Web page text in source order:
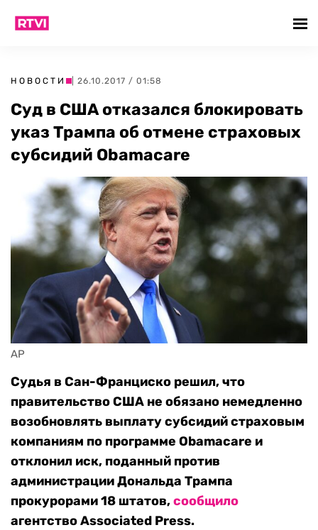
НОВОСТИ | 26.10.2017 / 01:58
Суд в США отказался блокировать
указ Трампа об отмене страховых
субсидий Obamacare
AP
Судья в Сан-Франциско решил, что
правительство США не обязано немедленно
возобновлять выплату субсидий страховым
компаниям по программе Obamacare и
отклонил иск, поданный против
администрации Дональда Трампа
прокурорами 18 штатов,сообщило
агентство Associated Press.